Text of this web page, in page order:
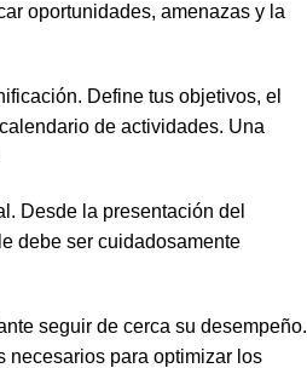
oportunidades, amenazas y la
Define tus objetivos, el
de actividades. Una
Desde la presentación del
debe ser cuidadosamente
seguir de cerca su desempeño.
necesarios para optimizar los